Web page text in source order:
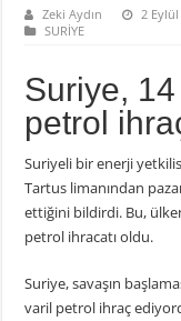
Zeki Aydın
2
SURİYE
Suriye,
petrol
Suriyeli bir enerji
Tartus limanından
ettiğini bildirdi. Bu,
petrol ihracatı oldu.
Suriye, savaşın
varil petrol ihraç